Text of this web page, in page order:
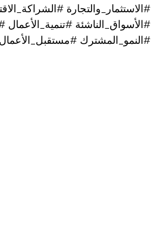
#الاستثمار_والتجارة
#الأسواق_الناشئة #تنمية_الأعمال
#النمو_المشترك #مستقبل_الأعمال